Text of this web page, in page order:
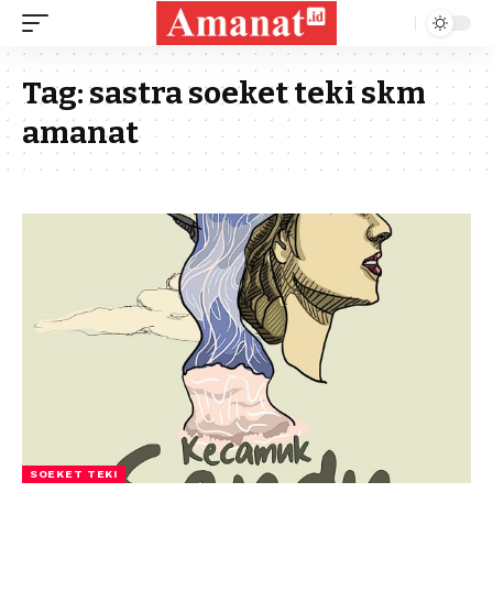
Tag:sastra soeket teki skm
amanat
SOEKET TEKI